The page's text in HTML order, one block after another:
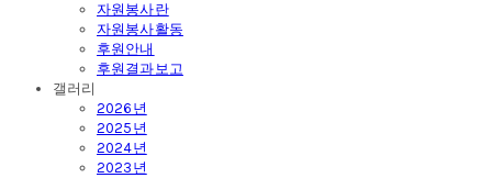
자원봉사란
자원봉사활동
후원안내
후원결과보고
갤러리
2026년
2025년
2024년
2023년